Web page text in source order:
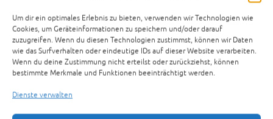
Um dir ein optimales Erlebnis zu bieten, verwenden wir Technologien wie
Cookies, um Geräteinformationen zu speichern und/oder darauf
zuzugreifen. Wenn du diesen Technologien zustimmst, können wir Daten
wie das Surfverhalten oder eindeutige IDs auf dieser Website verarbeiten.
Wenn du deine Zustimmung nicht erteilst oder zurückziehst, können
bestimmte Merkmale und Funktionen beeinträchtigt werden.
Dienste verwalten
Daelim SQ 125 Freewing Typ SA4 Motor
SQ125E
Daelim SQ 125 Freewing S2 125 SZ 125 Typ SA4 Motor
SQ125E Sofaroller
Zur Anfrage hinzufügen
Artikelnummer:17-10-06-A-DAELIM-SQ125Kategorien: